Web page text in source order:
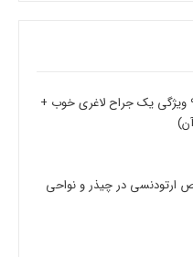
بهترین جراح لاغری (9 ویژگی یک جراح لاغری خوب +
در چیذر و نواحی